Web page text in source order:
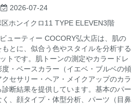
2026-07-24
ホンイクロ11 TYPE ELEVEN3階
ューティー COCORY弘大店は、肌の
とに、似合う色やスタイルを分析する
トです。肌トーンの測定やカラードレ
・ベースカラー（イエベ・ブルベの傾
セサリー・ヘア・メイクアップのカラ
断結果を提供しています。基本のパー
、顔タイプ・体型分析、パーツ（目鼻